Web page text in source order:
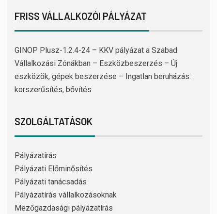
FRISS VÁLLALKOZÓI PÁLYÁZAT
GINOP Plusz-1.2.4-24 – KKV pályázat a Szabad
Vállalkozási Zónákban – Eszközbeszerzés – Új
eszközök, gépek beszerzése – Ingatlan beruházás:
korszerűsítés, bővítés
SZOLGÁLTATÁSOK
Pályázatírás
Pályázati Előminősítés
Pályázati tanácsadás
Pályázatírás vállalkozásoknak
Mezőgazdasági pályázatírás